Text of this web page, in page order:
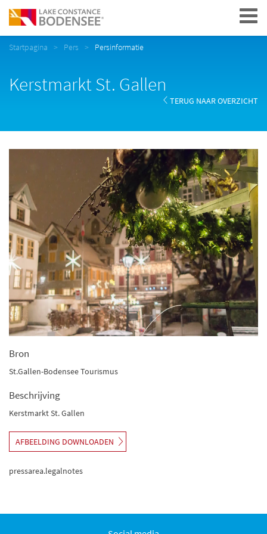
Navigation
Startpagina Pers Persinformatie
Kerstmarkt St. Gallen
TERUG NAAR OVERZICHT
Bron
St.Gallen-Bodensee Tourismus
Beschrijving
Kerstmarkt St. Gallen
AFBEELDING DOWNLOADEN
pressarea.legalnotes